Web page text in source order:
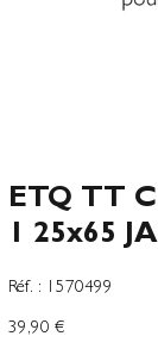
ETQ TT
1 25x65
Réf. :
SKU
1570499
1570499
Precio
39,90 €